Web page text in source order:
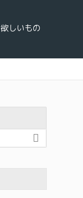
欲しいもの
